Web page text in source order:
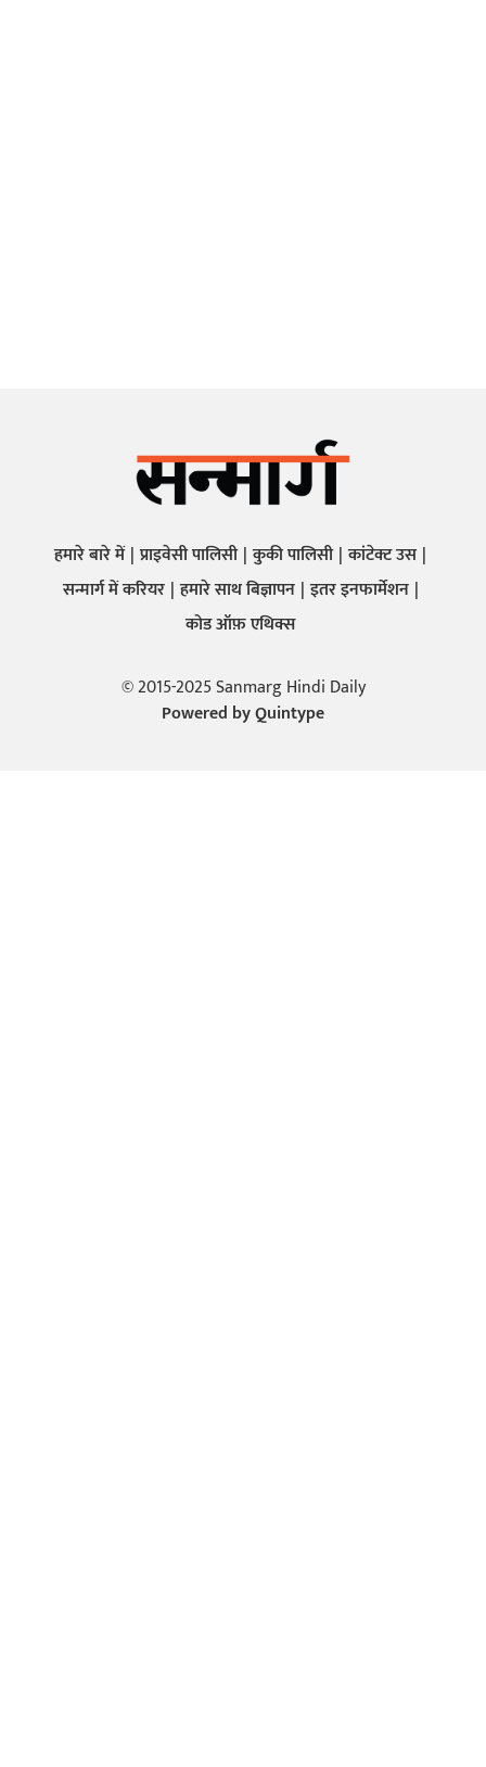
हमारे बारे में प्राइवेसी पालिसी कुकी पालिसी कांटेक्ट उस
सन्मार्ग में करियर हमारे साथ बिज्ञापन इतर इनफार्मेशन
कोड ऑफ़ एथिक्स
© 2015-2025 Sanmarg Hindi Daily
Powered byQuintype